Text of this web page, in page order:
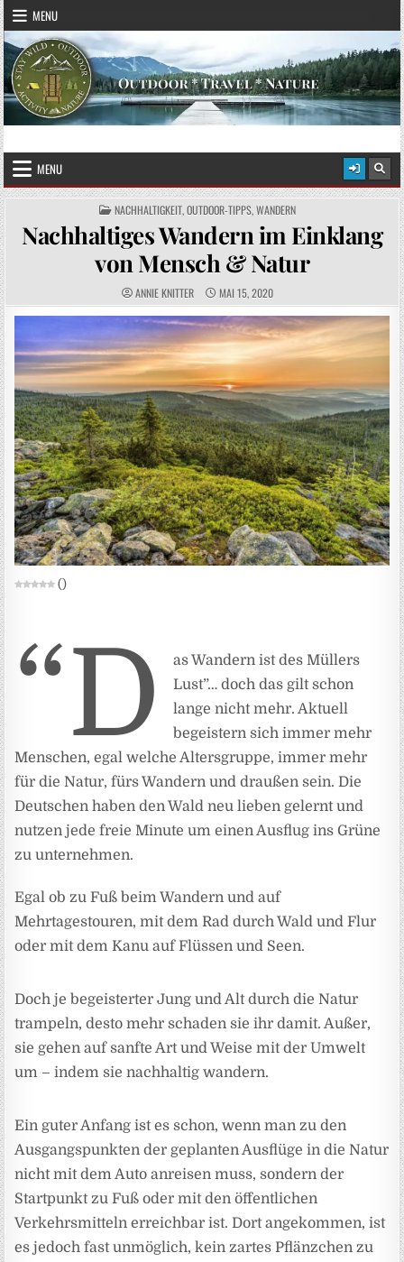
Skip to content
MENU
STAY WILD – OUTDOOR
MENU
POSTED IN
NACHHALTIGKEIT,OUTDOOR-TIPPS,WANDERN
Nachhaltiges Wandern im Einklang
von Mensch & Natur
AUTHOR:
ANNIE KNITTER PUBLISHED DATE:
MAI 15, 2020
()
“D
as Wandern ist des Müllers
Lust”… doch das gilt schon
lange nicht mehr. Aktuell
begeistern sich immer mehr
Menschen, egal welche Altersgruppe, immer mehr
für die Natur, fürs Wandern und draußen sein. Die
Deutschen haben den Wald neu lieben gelernt und
nutzen jede freie Minute um einen Ausflug ins Grüne
zu unternehmen.
Egal ob zu Fuß beim Wandern und auf
Mehrtagestouren, mit dem Rad durch Wald und Flur
oder mit dem Kanu auf Flüssen und Seen.
Doch je begeisterter Jung und Alt durch die Natur
trampeln, desto mehr schaden sie ihr damit. Außer,
sie gehen auf sanfte Art und Weise mit der Umwelt
um – indem sie nachhaltig wandern.
Ein guter Anfang ist es schon, wenn man zu den
Ausgangspunkten der geplanten Ausflüge in die Natur
nicht mit dem Auto anreisen muss, sondern der
Startpunkt zu Fuß oder mit den öffentlichen
Verkehrsmitteln erreichbar ist. Dort angekommen, ist
es jedoch fast unmöglich, kein zartes Pflänzchen zu